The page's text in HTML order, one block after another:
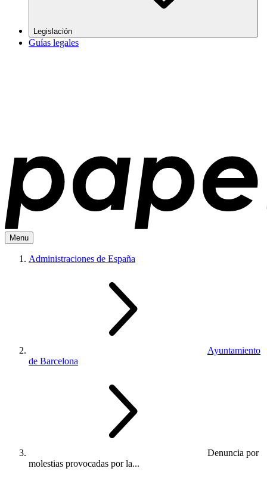
Legislación
Guías legales
Menu
Administraciones de España
Ayuntamiento
de Barcelona
Denuncia por
molestias provocadas por la...